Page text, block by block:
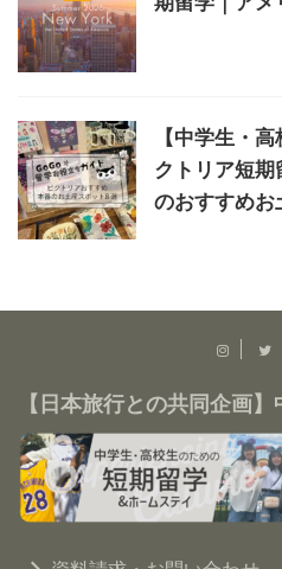
【中学生・
クトリア短
のおすすめ
【日本旅行との共同企画